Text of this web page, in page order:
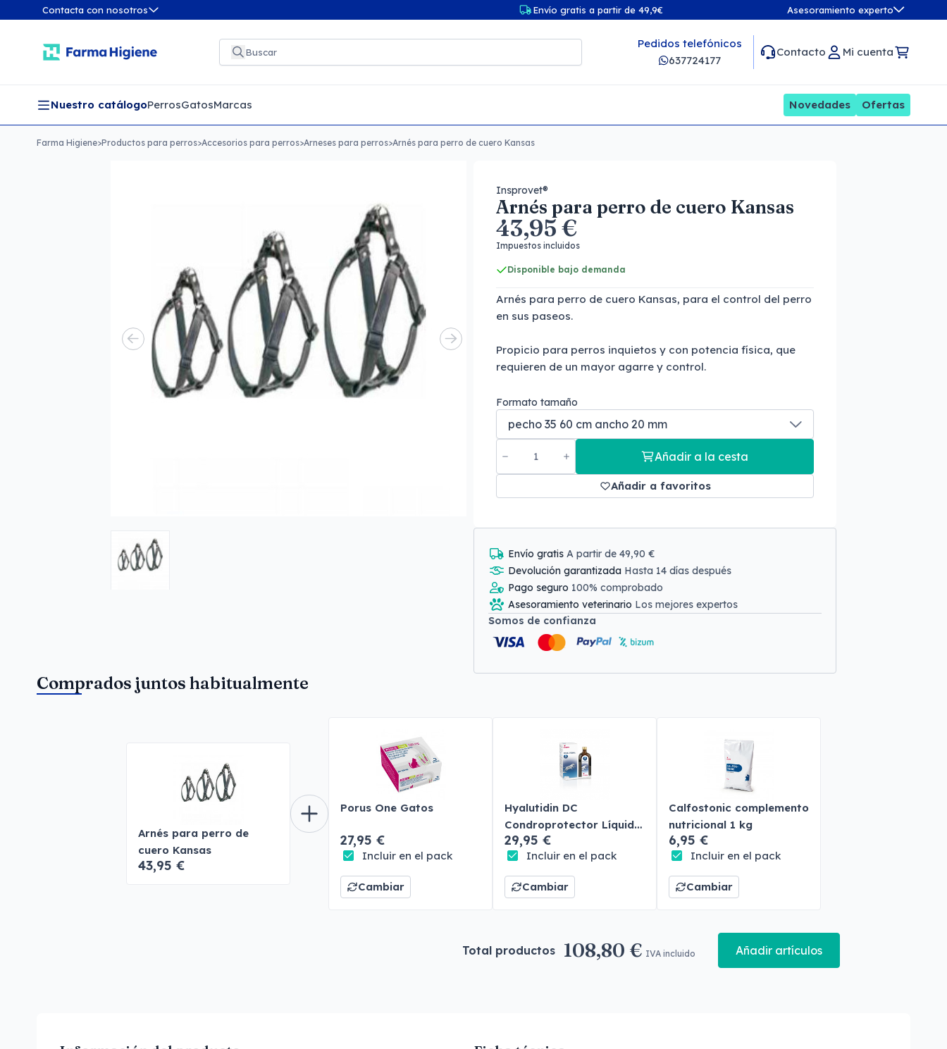
Contacta con nosotros Envío gratis a partir de 49,9€ Asesoramiento experto
Pedidos telefónicos
637724177
Contacto Mi cuenta
Nuestro catálogoPerrosGatosMarcas Novedades Ofertas
Farma Higiene>Productos para perros>Accesorios para perros>Arneses para perros>Arnés para perro de cuero Kansas
Insprovet®
Arnés para perro de cuero Kansas
43,95 €
Impuestos incluidos
Disponible bajo demanda
Arnés para perro de cuero Kansas, para el control del perro
en sus paseos.
Propicio para perros inquietos y con potencia física, que
requieren de un mayor agarre y control.
Formato tamaño
Añadir a la cesta
Añadir a favoritos
Envío gratis A partir de 49,90 €
Devolución garantizada Hasta 14 días después
Pago seguro 100% comprobado
Asesoramiento veterinario Los mejores expertos
Somos de confianza
Comprados juntos habitualmente
Arnés para perro de
cuero Kansas
43,95 €
Porus One Gatos
27,95 €
Incluir en el pack
Cambiar
Hyalutidin DC
Condroprotector Líquido
Perros y Gatos
29,95 €
Incluir en el pack
Cambiar
Calfostonic complemento
nutricional 1 kg
6,95 €
Incluir en el pack
Cambiar
Total productos 108,80 € IVA incluido Añadir artículos